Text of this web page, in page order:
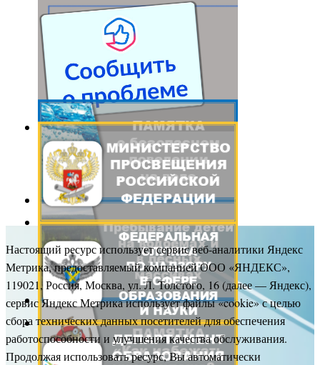
Настоящий ресурс использует сервис веб-аналитики Яндекс
Метрика, предоставляемый компанией ООО «ЯНДЕКС»,
119021, Россия, Москва, ул. Л. Толстого, 16 (далее — Яндекс),
сервис Яндекс Метрика использует файлы «cookie» с целью
сбора технических данных посетителей для обеспечения
работоспособности и улучшения качества обслуживания.
Продолжая использовать ресурс, Вы автоматически